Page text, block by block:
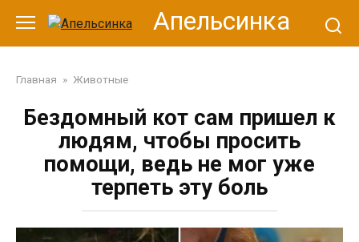
контенту
Апельсинка
Главная » Животные
Бездомный кот сам пришел к
людям, чтобы просить
помощи, ведь не мог уже
терпеть эту боль